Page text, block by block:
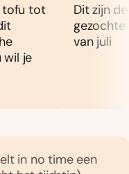
tofu tot
wil je
Dit zijn de
gezochte
van juli
in no time een